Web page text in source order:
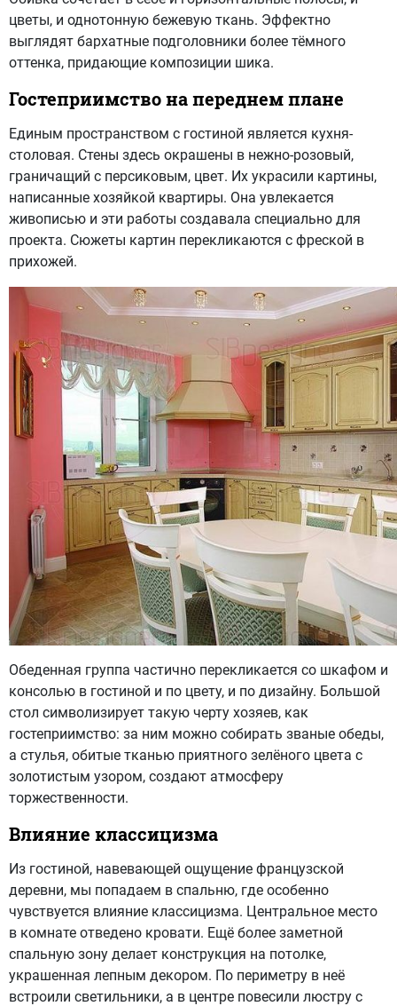
цветы, и однотонную бежевую ткань. Эффектно
выглядят бархатные подголовники более тёмного
оттенка, придающие композиции шика.
Гостеприимство на переднем плане
Единым пространством с гостиной является кухня-
столовая. Стены здесь окрашены в нежно-розовый,
граничащий с персиковым, цвет. Их украсили картины,
написанные хозяйкой квартиры. Она увлекается
живописью и эти работы создавала специально для
проекта. Сюжеты картин перекликаются с фреской в
прихожей.
Обеденная группа частично перекликается со шкафом и
консолью в гостиной и по цвету, и по дизайну. Большой
стол символизирует такую черту хозяев, как
гостеприимство: за ним можно собирать званые обеды,
а стулья, обитые тканью приятного зелёного цвета с
золотистым узором, создают атмосферу
торжественности.
Влияние классицизма
Из гостиной, навевающей ощущение французской
деревни, мы попадаем в спальню, где особенно
чувствуется влияние классицизма. Центральное место
в комнате отведено кровати. Ещё более заметной
спальную зону делает конструкция на потолке,
украшенная лепным декором. По периметру в неё
встроили светильники, а в центре повесили люстру с